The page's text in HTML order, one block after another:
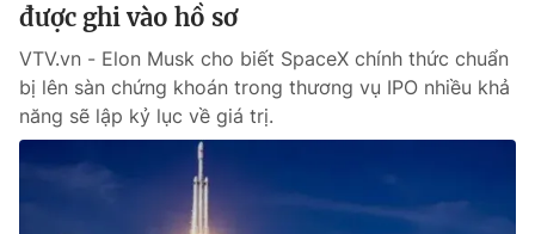
được ghi vào hồ sơ
VTV.vn - Elon Musk cho biết SpaceX chính thức chuẩn
bị lên sàn chứng khoán trong thương vụ IPO nhiều khả
năng sẽ lập kỷ lục về giá trị.